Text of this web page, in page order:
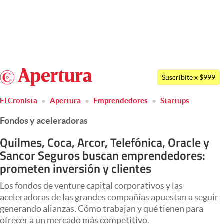
Argentina
México
Uruguay
Members
Economía y Política
Negocios
Columnistas
Otras secciones
Apertura
Suscribite x $999
El Cronista Apertura Emprendedores Startups
Fondos y aceleradoras
Quilmes, Coca, Arcor, Telefónica, Oracle y
Sancor Seguros buscan emprendedores:
prometen inversión y clientes
Los fondos de venture capital corporativos y las
aceleradoras de las grandes compañías apuestan a seguir
generando alianzas. Cómo trabajan y qué tienen para
ofrecer a un mercado más competitivo.